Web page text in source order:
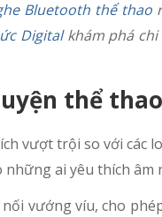
Bluetooth thể thao
Digitalkhám phá chi
thể thao
vượt trội so với các
ai yêu thích âm
vướng víu, cho